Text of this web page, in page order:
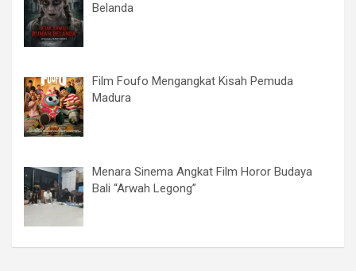
Belanda
Film Foufo Mengangkat Kisah Pemuda
Madura
Menara Sinema Angkat Film Horor Budaya
Bali “Arwah Legong”